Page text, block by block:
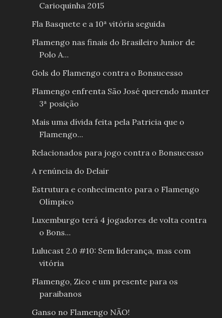
Carioquinha 2015
Fla Basquete e a 10ª vitória seguida
Flamengo nas finais do Brasileiro Junior de
Polo A...
Gols do Flamengo contra o Bonsucesso
Flamengo enfrenta São José querendo manter
3ª posição
Mais uma dívida feita pela Patricia que o
Flamengo...
Relacionados para jogo contra o Bonsucesso
A renúncia do Delair
Estrutura e conhecimento para o Flamengo
Olímpico
Luxemburgo terá 4 jogadores de volta contra
o Bons...
Lulucast 2.0 #10: Sem liderança, mas com
vitória
Flamengo, Zico e um presente para os
paraibanos
Ganso no Flamengo NÃO!